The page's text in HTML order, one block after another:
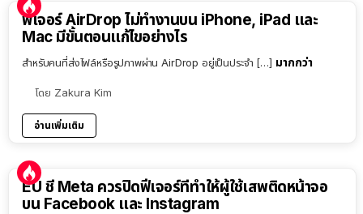
ฟีเจอร์ AirDrop ไม่ทำงานบน iPhone, iPad และ
Mac มีขั้นตอนแก้ไขอย่างไร
สำหรับคนที่ส่งไฟล์หรือรูปภาพผ่าน AirDrop อยู่เป็นประจำ […] มากกว่า
โดย Zakura Kim
อ่านเพิ่มเติม
EU ชี้ Meta ควรปิดฟีเจอร์ที่ทำให้ผู้ใช้เสพติดหน้าจอ
บน Facebook และ Instagram